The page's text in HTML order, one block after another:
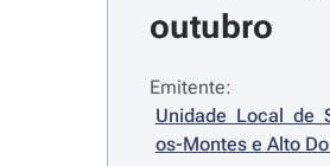
outubro
Emitente:
Unidade Local de
os-Montes e Alto